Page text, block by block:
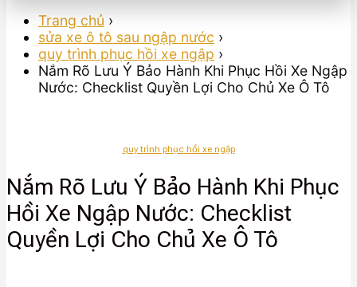
Trang chủ ›
sửa xe ô tô sau ngập nước ›
quy trình phục hồi xe ngập ›
Nắm Rõ Lưu Ý Bảo Hành Khi Phục Hồi Xe Ngập
Nước: Checklist Quyền Lợi Cho Chủ Xe Ô Tô
quy trình phục hồi xe ngập
Nắm Rõ Lưu Ý Bảo Hành Khi Phục
Hồi Xe Ngập Nước: Checklist
Quyền Lợi Cho Chủ Xe Ô Tô